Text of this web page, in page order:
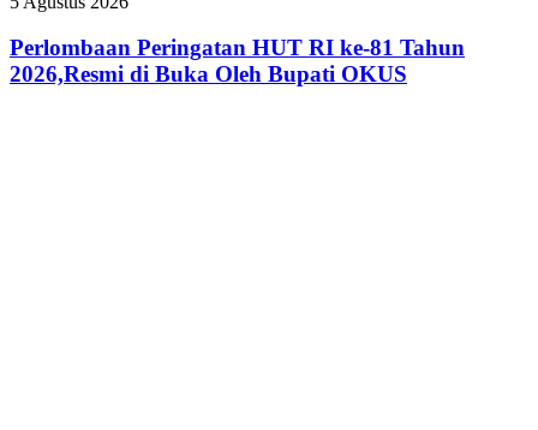
Pemprov
Sumsel
Kolaborasi
Kanwil
Kemenkum
HUT
RI
ke-
Perlombaan Peringatan HUT RI ke-81 Tahun
2026,Resmi di Buka Oleh Bupati OKUS